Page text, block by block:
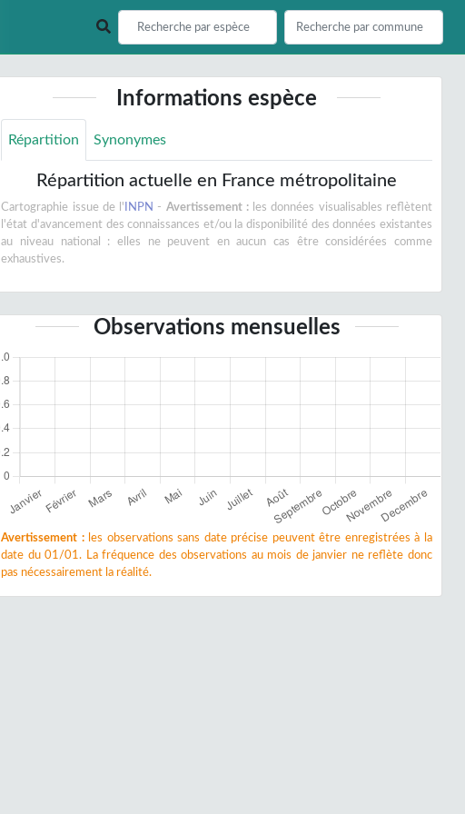
Informations espèce
Répartition Synonymes
Répartition actuelle en France métropolitaine
Cartographie issue de l' INPN - Avertissement :les données visualisables reflètent
l'état d'avancement des connaissances et/ou la disponibilité des données existantes
au niveau national : elles ne peuvent en aucun cas être considérées comme
exhaustives.
Observations mensuelles
Avertissement :les observations sans date précise peuvent être enregistrées à la
date du 01/01. La fréquence des observations au mois de janvier ne reflète donc
pas nécessairement la réalité.